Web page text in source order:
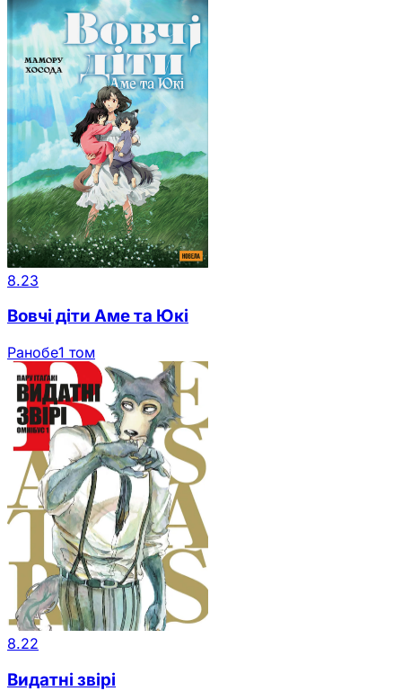
8.23
Вовчі діти Аме та Юкі
Ранобе1 том
8.22
Видатні звірі